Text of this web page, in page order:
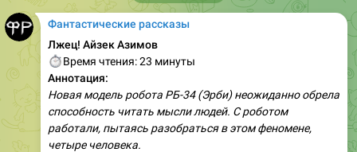
Фантастические рассказы
Лжец! Айзек Азимов
Время чтения: 23 минуты
Аннотация:
Новая модель робота РБ-34 (Эрби) неожиданно обрела
способность читать мысли людей. С роботом
работали, пытаясь разобраться в этом феномене,
четыре человека.